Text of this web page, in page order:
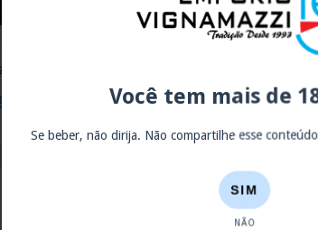
La Mancha
750ml
Vinho Nuestro Roble 8 Meses
R$159,90
Você tem mais de
Se beber, não dirija. Não compartilhe esse
SIM
NÃO